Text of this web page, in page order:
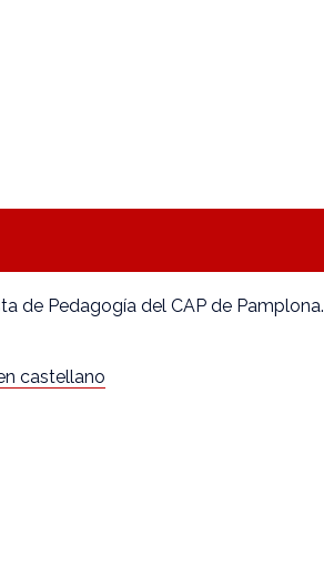
de Pedagogía del CAP de Pamplona.
castellano